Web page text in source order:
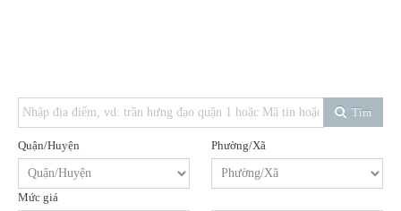
Tìm
Quận/Huyện Phường/Xã
Mức giá